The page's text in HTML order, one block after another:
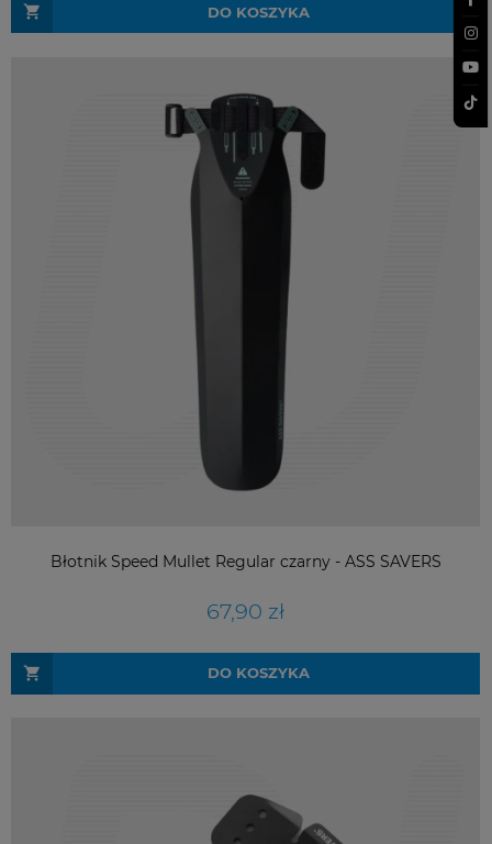
DO KOSZYKA
Błotnik Speed Mullet Regular czarny - ASS SAVERS
67,90 zł
DO KOSZYKA